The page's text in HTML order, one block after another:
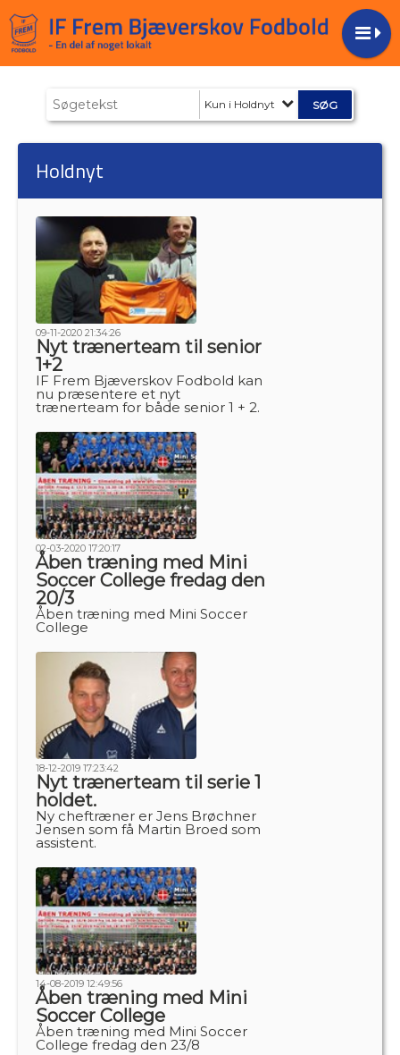
Kun i Holdnyt
Holdnyt
09-11-2020 21:34:26
Nyt trænerteam til senior
1+2
IF Frem Bjæverskov Fodbold kan
nu præsentere et nyt
trænerteam for både senior 1 + 2.
02-03-2020 17:20:17
Åben træning med Mini
Soccer College fredag den
20/3
Åben træning med Mini Soccer
College
18-12-2019 17:23:42
Nyt trænerteam til serie 1
holdet.
Ny cheftræner er Jens Brøchner
Jensen som få Martin Broed som
assistent.
14-08-2019 12:49:56
Åben træning med Mini
Soccer College
Åben træning med Mini Soccer
College fredag den 23/8